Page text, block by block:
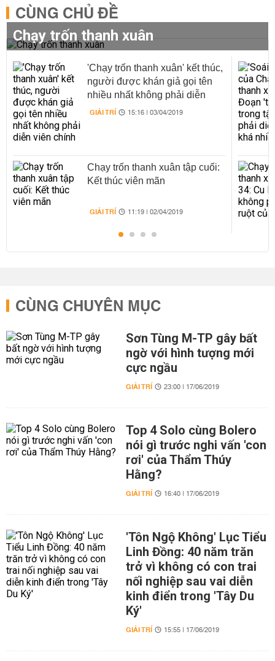
CÙNG CHỦ ĐỀ
Chạy trốn thanh xuân
'Chạy trốn thanh xuân' kết thúc,
người được khán giả gọi tên
nhiều nhất không phải diễn
viên chính
GIẢI TRÍ 15:16 | 03/04/2019
Chạy trốn thanh xuân tập cuối:
Kết thúc viên mãn
GIẢI TRÍ 11:19 | 02/04/2019
CÙNG CHUYÊN MỤC
Sơn Tùng M-TP gây bất
ngờ với hình tượng mới
cực ngầu
GIẢI TRÍ 23:00 | 17/06/2019
Top 4 Solo cùng Bolero
nói gì trước nghi vấn 'con
rơi' của Thẩm Thúy
Hằng?
GIẢI TRÍ 16:40 | 17/06/2019
'Tôn Ngộ Không' Lục Tiểu
Linh Đồng: 40 năm trăn
trở vì không có con trai
nối nghiệp sau vai diễn
kinh điển trong 'Tây Du
Ký'
GIẢI TRÍ 15:55 | 17/06/2019